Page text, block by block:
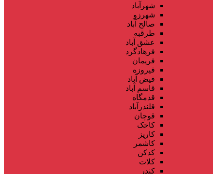
شهرآباد
شهرزو
صالح آباد
طرقبه
عشق آباد
فرهادگرد
فریمان
فیروزه
فیض آباد
قاسم آباد
قدمگاه
قلندرآباد
قوچان
کاخک
کاریز
کاشمر
کدکن
کلات
کندر